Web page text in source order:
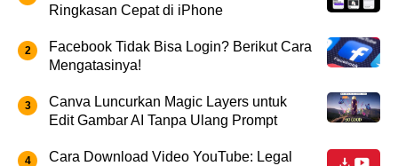
Ringkasan Cepat di iPhone
Facebook Tidak Bisa Login? Berikut Cara
Mengatasinya!
Canva Luncurkan Magic Layers untuk
Edit Gambar AI Tanpa Ulang Prompt
Cara Download Video YouTube: Legal